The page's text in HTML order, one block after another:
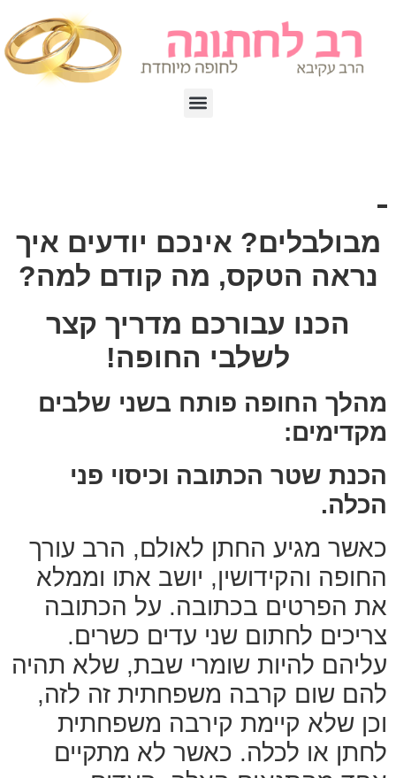
מבולבלים? אינכם יודעים איך
נראה הטקס, מה קודם למה?
הכנו עבורכם מדריך קצר
לשלבי החופה!
מהלך החופה פותח בשני שלבים
מקדימים:
הכנת שטר הכתובה וכיסוי פני
הכלה.
כאשר מגיע החתן לאולם, הרב עורך
החופה והקידושין, יושב אתו וממלא
את הפרטים בכתובה. על הכתובה
צריכים לחתום שני עדים כשרים.
עליהם להיות שומרי שבת, שלא תהיה
להם שום קרבה משפחתית זה לזה,
וכן שלא קיימת קירבה משפחתית
לחתן או לכלה. כאשר לא מתקיים